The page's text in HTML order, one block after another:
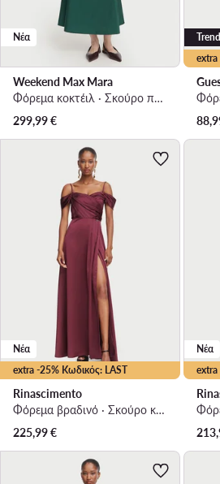
Νέα
Weekend Max Mara
Φόρεμα κοκτέιλ · Σκούρο πράσινο · Midi
299,99€
extra
extra -25% Κωδικός: LAST
Νέα
Rinascimento
Φόρεμα βραδινό · Σκούρο καφέ · Maxi
225,99€
extra
Νέα